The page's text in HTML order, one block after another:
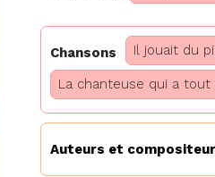
Chansons Il jouait du
La chanteuse qui a tout
Auteurs et